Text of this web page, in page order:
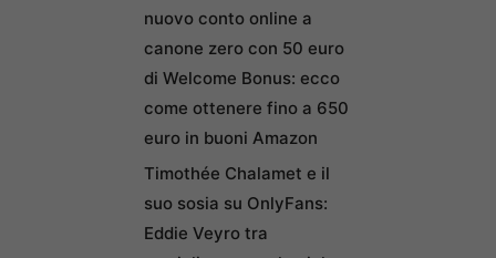
nuovo conto online a
canone zero con 50 euro
di Welcome Bonus: ecco
come ottenere fino a 650
euro in buoni Amazon
Timothée Chalamet e il
suo sosia su OnlyFans:
Eddie Veyro tra